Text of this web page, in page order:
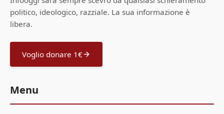
politico, ideologico, razziale. La sua informazione è
libera.
Voglio donare 1€
Menu